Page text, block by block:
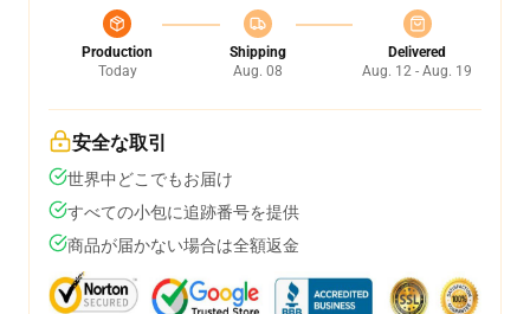
Production
Today
Shipping
Aug. 08
Delivered
Aug. 12 - Aug. 19
安全な取引
世界中どこでもお届け
すべての小包に追跡番号を提供
商品が届かない場合は全額返金